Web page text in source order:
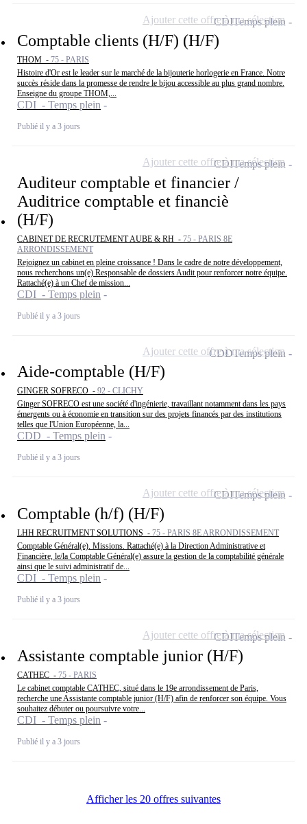
Comptable clients (H/F) (H/F)
THOM - 75 - PARIS
Histoire d'Or est le leader sur le marché de la bijouterie horlogerie en France. Notre
succès réside dans la promesse de rendre le bijou accessible au plus grand nombre.
Enseigne du groupe THOM,...
CDI - Temps plein
Publié il y a 3 jours
CDITemps plein
Ajouter cette offre à ma sélection
Auditeur comptable et financier /
Auditrice comptable et financiè
(H/F)
CABINET DE RECRUTEMENT AUBE & RH - 75 - PARIS 8E
ARRONDISSEMENT
Rejoignez un cabinet en pleine croissance ! Dans le cadre de notre développement,
nous recherchons un(e) Responsable de dossiers Audit pour renforcer notre équipe.
Rattaché(e) à un Chef de mission...
CDI - Temps plein
Publié il y a 3 jours
CDITemps plein
Ajouter cette offre à ma sélection
Aide-comptable (H/F)
GINGER SOFRECO - 92 - CLICHY
Ginger SOFRECO est une société d'ingénierie, travaillant notamment dans les pays
émergents ou à économie en transition sur des projets financés par des institutions
telles que l'Union Européenne, la...
CDD - Temps plein
Publié il y a 3 jours
CDDTemps plein
Ajouter cette offre à ma sélection
Comptable (h/f) (H/F)
LHH RECRUITMENT SOLUTIONS - 75 - PARIS 8E ARRONDISSEMENT
Comptable Général(e). Missions. Rattaché(e) à la Direction Administrative et
Financière, le/la Comptable Général(e) assure la gestion de la comptabilité générale
ainsi que le suivi administratif de...
CDI - Temps plein
Publié il y a 3 jours
CDITemps plein
Ajouter cette offre à ma sélection
Assistante comptable junior (H/F)
CATHEC - 75 - PARIS
Le cabinet comptable CATHEC, situé dans le 19e arrondissement de Paris,
recherche une Assistante comptable junior (H/F) afin de renforcer son équipe. Vous
souhaitez débuter ou poursuivre votre...
CDI - Temps plein
Publié il y a 3 jours
CDITemps plein
Ajouter cette offre à ma sélection
Afficher les 20 offres suivantes